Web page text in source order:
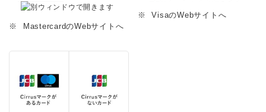
※ MastercardのWebサイトへ
※ VisaのWebサイトへ